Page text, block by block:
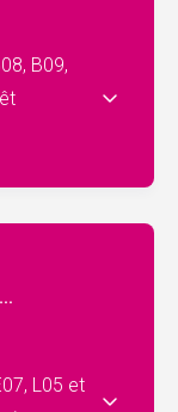
B09,
L05 et